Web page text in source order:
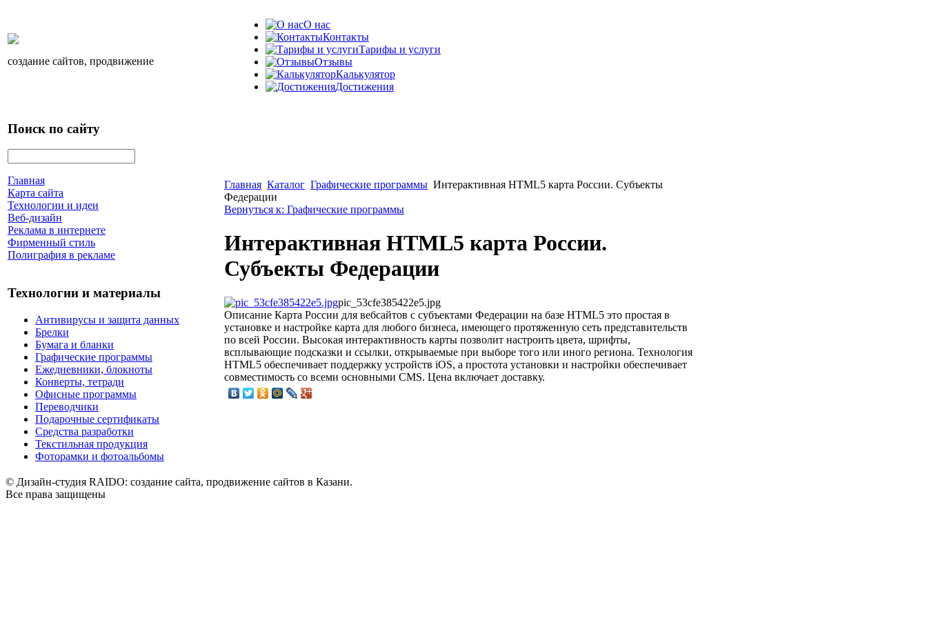
создание сайтов, продвижение
О нас
Контакты
Тарифы и услуги
Отзывы
Калькулятор
Достижения
Поиск по сайту
Главная
Карта сайта
Технологии и идеи
Веб-дизайн
Реклама в интернете
Фирменный стиль
Полиграфия в рекламе
Технологии и материалы
Антивирусы и защита данных
Брелки
Бумага и бланки
Графические программы
Ежедневники, блокноты
Конверты, тетради
Офисные программы
Переводчики
Подарочные сертификаты
Средства разработки
Текстильная продукция
Фоторамки и фотоальбомы
Главная Каталог Графические программы Интерактивная HTML5 карта России. Субъекты
Федерации
Вернуться к: Графические программы
Интерактивная HTML5 карта России.
Субъекты Федерации
pic_53cfe385422e5.jpg
Описание Карта России для вебсайтов с субъектами Федерации на базе HTML5 это простая в
установке и настройке карта для любого бизнеса, имеющего протяженную сеть представительств
по всей России. Высокая интерактивность карты позволит настроить цвета, шрифты,
всплывающие подсказки и ссылки, открываемые при выборе того или иного региона. Технология
HTML5 обеспечивает поддержку устройств iOS, а простота установки и настройки обеспечивает
совместимость со всеми основными CMS. Цена включает доставку.
© Дизайн-студия RAIDO: создание сайта, продвижение сайтов в Казани.
Все права защищены